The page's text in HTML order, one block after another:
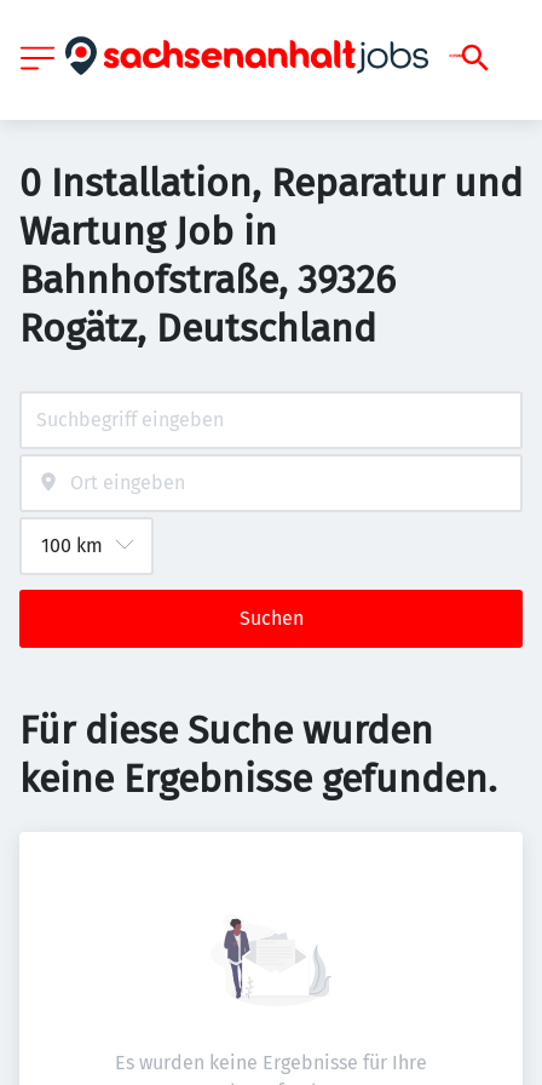
0 Installation, Reparatur und
Wartung Job in
Bahnhofstraße, 39326
Rogätz, Deutschland
Suchen
Für diese Suche wurden
keine Ergebnisse gefunden.
Es wurden keine Ergebnisse für Ihre